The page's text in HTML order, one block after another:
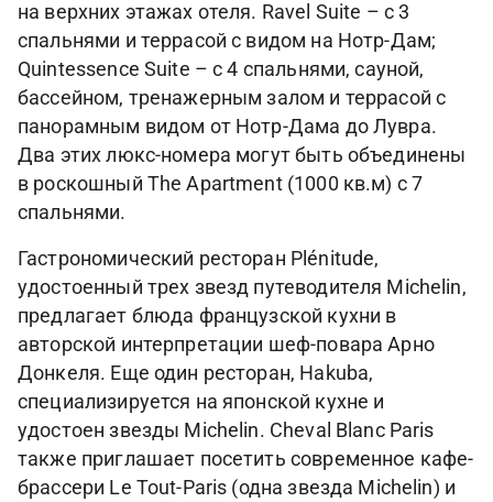
на верхних этажах отеля. Ravel Suite – с 3
спальнями и террасой с видом на Нотр-Дам;
Quintessence Suite – с 4 спальнями, сауной,
бассейном, тренажерным залом и террасой с
панорамным видом от Нотр-Дама до Лувра.
Два этих люкс-номера могут быть объединены
в роскошный The Apartment (1000 кв.м) с 7
спальнями.
Гастрономический ресторан Plénitude,
удостоенный трех звезд путеводителя Michelin,
предлагает блюда французской кухни в
авторской интерпретации шеф-повара Арно
Донкеля. Еще один ресторан, Hakuba,
специализируется на японской кухне и
удостоен звезды Michelin. Cheval Blanc Paris
также приглашает посетить современное кафе-
брассери Le Tout-Paris (одна звезда Michelin) и